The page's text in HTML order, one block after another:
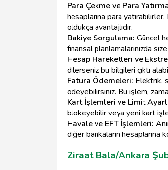
Para Çekme ve Para
hesaplarına para
oldukça avantajlıdır.
Bakiye Sorgulama: Güncel
finansal planlamalarınızda
Hesap Hareketleri ve
dilerseniz bu bilgileri çıktı
Fatura Ödemeleri: Elektrik,
ödeyebilirsiniz. Bu işlem,
Kart İşlemleri ve Limit
blokeyebilir veya yeni kart
Havale ve EFT İşlemleri:
diğer bankaların hesaplarına
Ziraat Bala/Ankara